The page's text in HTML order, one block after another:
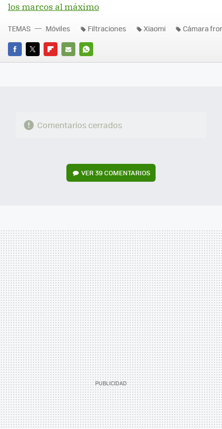
los marcos al máximo
FACEBOOK
TWITTERFLIPBOARD
E-
WHATSAPP
TEMAS Móviles Filtraciones Xiaomi Cámara
Comentarios cerrados
VER39 COMENTARIOS